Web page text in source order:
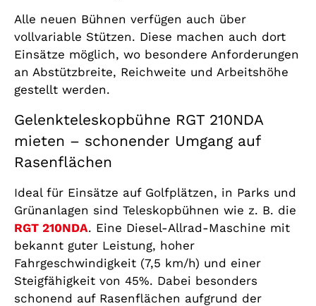
Alle neuen Bühnen verfügen auch über
vollvariable Stützen. Diese machen auch dort
Einsätze möglich, wo besondere Anforderungen
an Abstützbreite, Reichweite und Arbeitshöhe
gestellt werden.
Gelenkteleskopbühne RGT 210NDA
mieten – schonender Umgang auf
Rasenflächen
Ideal für Einsätze auf Golfplätzen, in Parks und
Grünanlagen sind Teleskopbühnen wie z. B. die
RGT 210NDA. Eine Diesel-Allrad-Maschine mit
bekannt guter Leistung, hoher
Fahrgeschwindigkeit (7,5 km/h) und einer
Steigfähigkeit von 45%. Dabei besonders
schonend auf Rasenflächen aufgrund der